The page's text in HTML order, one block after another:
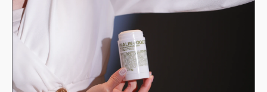
香噴霧」也可以當枕頭噴霧，睡前在枕頭上噴2至
3下，薰衣草助眠、放鬆功效，對於忙碌了一整
天、希望在睡前轉換心情的人來說，多了一種簡
單的儀式感，也讓炎熱夏夜增添幾分清爽與療癒